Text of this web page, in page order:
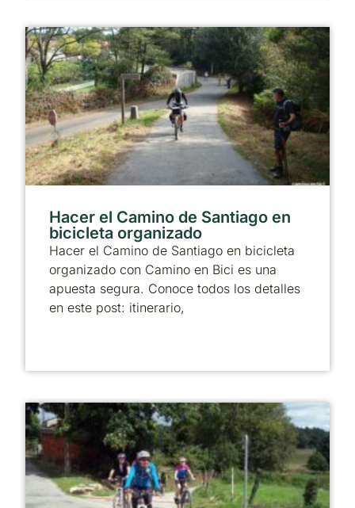
Hacer el Camino de Santiago en
bicicleta organizado
Hacer el Camino de Santiago en bicicleta
organizado con Camino en Bici es una
apuesta segura. Conoce todos los detalles
en este post: itinerario,